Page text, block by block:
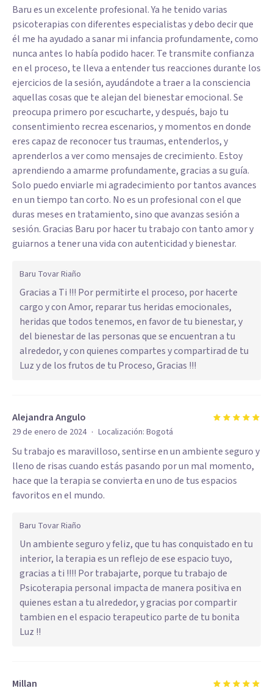
Baru es un excelente profesional. Ya he tenido varias
psicoterapias con diferentes especialistas y debo decir que
él me ha ayudado a sanar mi infancia profundamente, como
nunca antes lo había podido hacer. Te transmite confianza
en el proceso, te lleva a entender tus reacciones durante los
ejercicios de la sesión, ayudándote a traer a la consciencia
aquellas cosas que te alejan del bienestar emocional. Se
preocupa primero por escucharte, y después, bajo tu
consentimiento recrea escenarios, y momentos en donde
eres capaz de reconocer tus traumas, entenderlos, y
aprenderlos a ver como mensajes de crecimiento. Estoy
aprendiendo a amarme profundamente, gracias a su guía.
Solo puedo enviarle mi agradecimiento por tantos avances
en un tiempo tan corto. No es un profesional con el que
duras meses en tratamiento, sino que avanzas sesión a
sesión. Gracias Baru por hacer tu trabajo con tanto amor y
guiarnos a tener una vida con autenticidad y bienestar.
Baru Tovar Riaño
Gracias a Ti !!! Por permitirte el proceso, por hacerte
cargo y con Amor, reparar tus heridas emocionales,
heridas que todos tenemos, en favor de tu bienestar, y
del bienestar de las personas que se encuentran a tu
alrededor, y con quienes compartes y compartirad de tu
Luz y de los frutos de tu Proceso, Gracias !!!
Alejandra Angulo
29 de enero de 2024 · Localización: Bogotá
Su trabajo es maravilloso, sentirse en un ambiente seguro y
lleno de risas cuando estás pasando por un mal momento,
hace que la terapia se convierta en uno de tus espacios
favoritos en el mundo.
Baru Tovar Riaño
Un ambiente seguro y feliz, que tu has conquistado en tu
interior, la terapia es un reflejo de ese espacio tuyo,
gracias a ti !!!! Por trabajarte, porque tu trabajo de
Psicoterapia personal impacta de manera positiva en
quienes estan a tu alrededor, y gracias por compartir
tambien en el espacio terapeutico parte de tu bonita
Luz !!
Millan